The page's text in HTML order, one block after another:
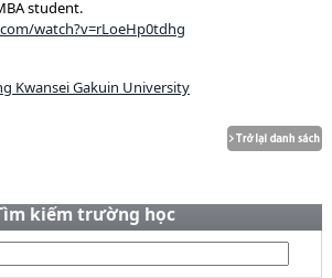
student.
watch?v=rLoeHp0tdhg
Kwansei Gakuin University
kiếm trường học